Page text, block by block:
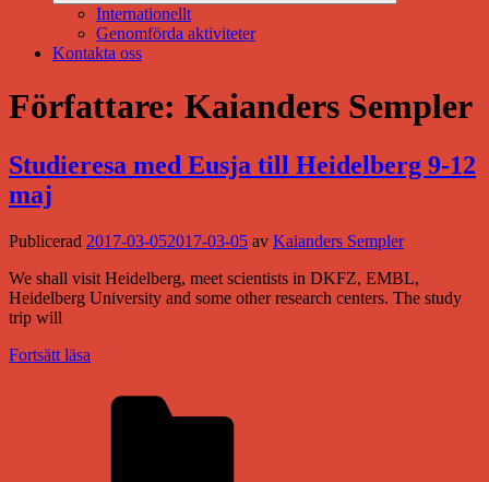
Internationellt
Genomförda aktiviteter
Kontakta oss
Författare: Kaianders Sempler
Studieresa med Eusja till Heidelberg 9-12
maj
Publicerad 2017-03-052017-03-05 av Kaianders Sempler
We shall visit Heidelberg, meet scientists in DKFZ, EMBL,
Heidelberg University and some other research centers. The study
trip will
Fortsätt läsa